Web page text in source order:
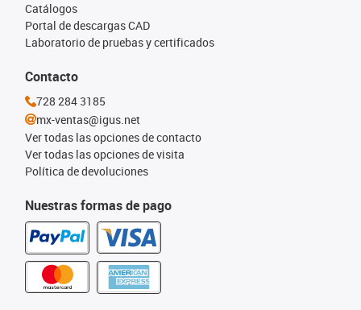
Nuestras formas de pago
Catálogos
Portal de descargas CAD
Laboratorio de pruebas y certificados
Contacto
728 284 3185
mx-ventas@igus.net
Ver todas las opciones de contacto
Ver todas las opciones de visita
Política de devoluciones